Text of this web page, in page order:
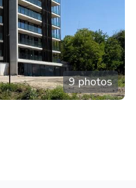
9 photos